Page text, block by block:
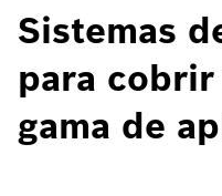
Sistemas
para
gama de